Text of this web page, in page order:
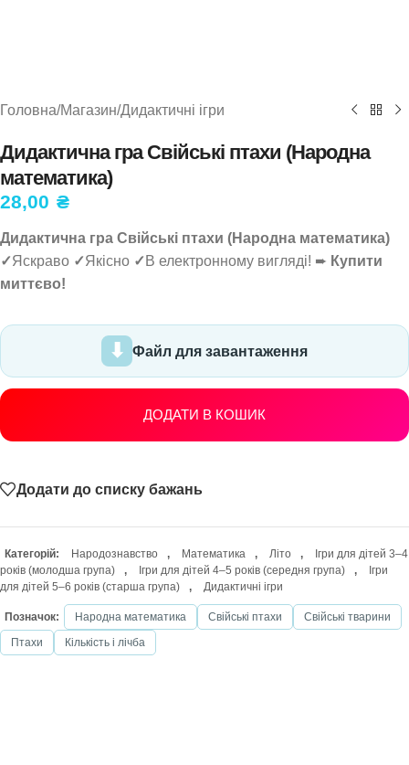
Головна/Магазин/Дидактичні ігри
Дидактична гра Свійські птахи (Народна
математика)
28,00 ₴
Дидактична гра Свійські птахи (Народна математика)
✓Яскраво ✓Якісно ✓ В електронному вигляді! ➨ Купити
миттєво!
Файл для завантаження
ДОДАТИ В КОШИК
Додати до списку бажань
Категорій: Народознавство , Математика , Літо ,
Ігри для дітей 3–4
років (молодша група)
, Ігри для дітей 4–5 років (середня група) ,
Ігри
для дітей 5–6 років (старша група)
, Дидактичні ігри
Позначок: Народна математика Свійські птахи
Свійські тварини
Птахи
Кількість і лічба